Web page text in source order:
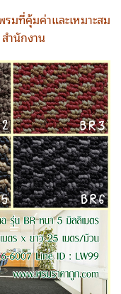
มที่คุ้มค่าและเหมาะสม
ำนักงาน